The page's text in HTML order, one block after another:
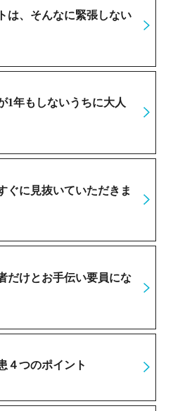
は、そんなに緊張しない
1年もしないうちに大人
ぐに見抜いていただきま
だけとお手伝い要員にな
４つのポイント